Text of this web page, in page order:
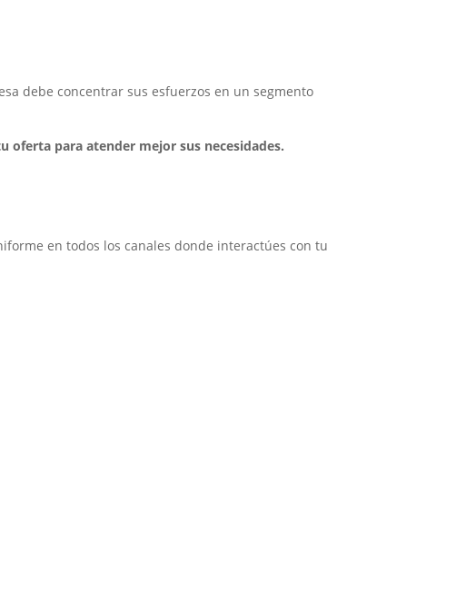
debe concentrar sus esfuerzos en un segmento
oferta para atender mejor sus necesidades.
en todos los canales donde interactúes con tu